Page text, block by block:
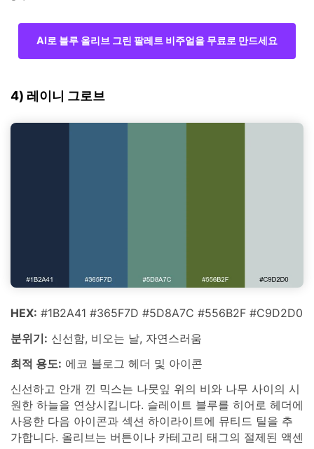
AI로 블루 올리브 그린 팔레트 비주얼을 무료로 만드세요
4) 레이니 그로브
HEX: #1B2A41 #365F7D #5D8A7C #556B2F #C9D2D0
분위기: 신선함, 비오는 날, 자연스러움
최적 용도: 에코 블로그 헤더 및 아이콘
신선하고 안개 낀 믹스는 나뭇잎 위의 비와 나무 사이의 시
원한 하늘을 연상시킵니다. 슬레이트 블루를 히어로 헤더에
사용한 다음 아이콘과 섹션 하이라이트에 뮤티드 틸을 추
가합니다. 올리브는 버튼이나 카테고리 태그의 절제된 액센